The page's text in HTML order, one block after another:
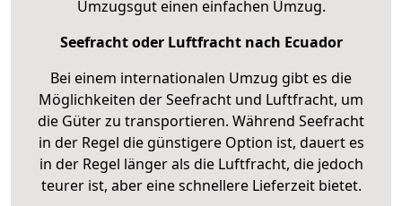
Umzugsgut einen einfachen Umzug.
Seefracht oder Luftfracht nach Ecuador
Bei einem internationalen Umzug gibt es die
Möglichkeiten der Seefracht und Luftfracht, um
die Güter zu transportieren. Während Seefracht
in der Regel die günstigere Option ist, dauert es
in der Regel länger als die Luftfracht, die jedoch
teurer ist, aber eine schnellere Lieferzeit bietet.